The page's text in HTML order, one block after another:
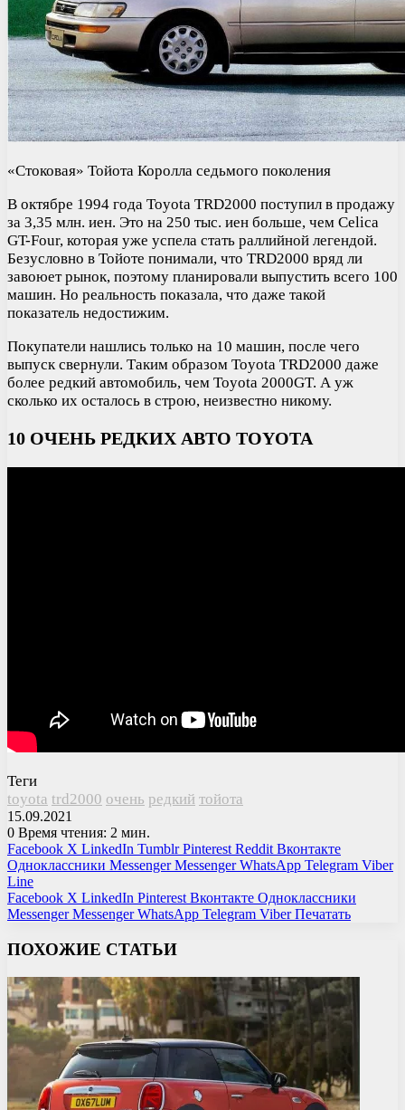
«Стоковая» Тойота Королла седьмого поколения
В октябре 1994 года Toyota TRD2000 поступил в продажу
за 3,35 млн. иен. Это на 250 тыс. иен больше, чем Celica
GT-Four, которая уже успела стать раллийной легендой.
Безусловно в Тойоте понимали, что TRD2000 вряд ли
завоюет рынок, поэтому планировали выпустить всего 100
машин. Но реальность показала, что даже такой
показатель недостижим.
Покупатели нашлись только на 10 машин, после чего
выпуск свернули. Таким образом Toyota TRD2000 даже
более редкий автомобиль, чем Toyota 2000GT. А уж
сколько их осталось в строю, неизвестно никому.
10 ОЧЕНЬ РЕДКИХ АВТО TOYOTA
Теги
toyota trd2000 очень редкий тойота
15.09.2021
0 Время чтения: 2 мин.
Facebook X LinkedIn Tumblr Pinterest Reddit Вконтакте
Одноклассники Messenger Messenger WhatsApp Telegram Viber
Line
Facebook X LinkedIn Pinterest Вконтакте Одноклассники
Messenger Messenger WhatsApp Telegram Viber Печатать
ПОХОЖИЕ СТАТЬИ